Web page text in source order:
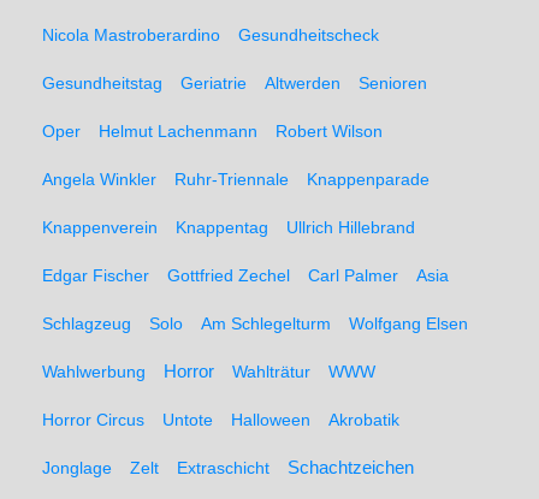
Nicola Mastroberardino Gesundheitscheck
Gesundheitstag Geriatrie Altwerden Senioren
Oper Helmut Lachenmann Robert Wilson
Angela Winkler Ruhr-Triennale Knappenparade
Knappenverein Knappentag Ullrich Hillebrand
Edgar Fischer Gottfried Zechel Carl Palmer Asia
Schlagzeug Solo Am Schlegelturm Wolfgang Elsen
Wahlwerbung Horror Wahlträtur WWW
Horror Circus Untote Halloween Akrobatik
Jonglage Zelt Extraschicht Schachtzeichen